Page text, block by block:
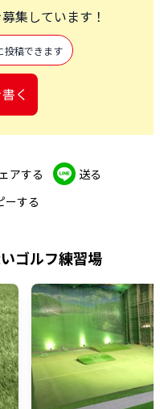
集しています！
投稿できます
く
アする
送る
ーする
ゴルフ練習場